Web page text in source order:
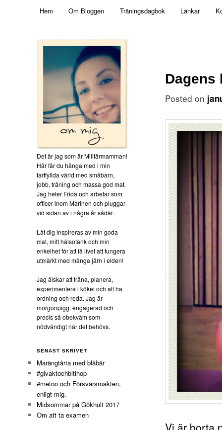
Militärmamman
Skip to primary content
Hem Om Bloggen Träningsdagbok Länkar
Dagens
Posted on
Vi är borta
Det är jag som är Militärmamman!
Här får du hänga med i min
fartfyllda värld med småbarn,
jobb, träning och massa god mat.
Jag heter Frida och arbetar som
officer inom Marinen och pluggar
vid sidan av i några år sådär.
Låt dig inspireras av min goda
mat, mitt hälsotänk och min
enkelhet för att få livet att fungera
utmärkt med många järn i elden!
Jag älskar att träna, planera,
experimentera i köket och att ha
ordning och reda. Jag är
morgonpigg, engagerad och
precis så obekväm som
nödvändigt när det behövs.
SENAST SKRIVET
Marängtårta med blåbär
#givaktochbitihop
#metoo och Försvarsmakten,
enligt mig.
Midsommar på Gökhult 2017
Om att ta examen